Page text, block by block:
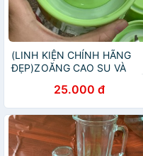
(LINH KIỆN CHÍNH HÃNG
ĐẸP)ZOĂNG CAO SU VÀ
KANGAROO CÁC MÃ KG302
KG304 KG305
25.000 đ